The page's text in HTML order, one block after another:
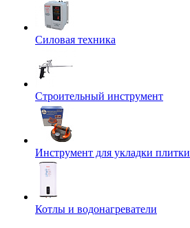
Силовая техника
Строительный инструмент
Инструмент для укладки плитки
Котлы и водонагреватели